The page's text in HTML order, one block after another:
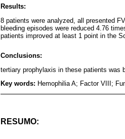
Results:
8 patients were analyzed, all presented
bleeding episodes were reduced 4.76
patients improved at least 1 point in the
Conclusions:
tertiary prophylaxis in these patients was
Key words: Hemophilia A; Factor VIII;
RESUMO: